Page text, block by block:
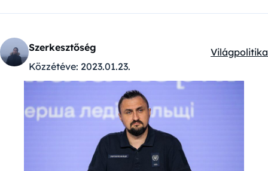
Szerkesztőség
Közzétéve: 2023.01.23.
Kategóriák:
Világpolitika